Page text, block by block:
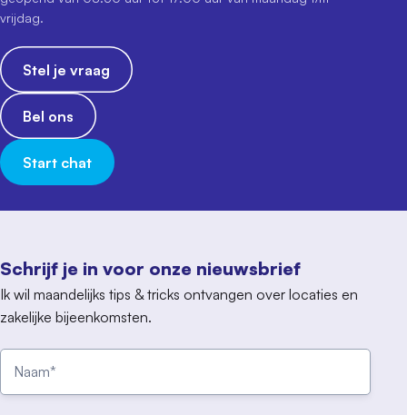
Schrijf je in voor onze nieuwsbrief
Ik wil maandelijks tips & tricks ontvangen over locaties en
zakelijke bijeenkomsten.
vrijdag.
Stel je vraag
Bel ons
Start chat